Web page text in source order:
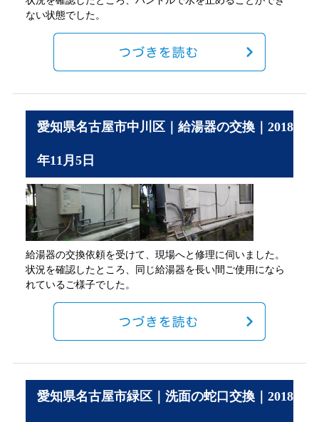
ない状態でした。
愛知県名古屋市中川区｜給湯器の交換｜2018
年11月5日
給湯器の交換依頼を受けて、現場へと修理に伺いました。
状況を確認したところ、同じ給湯器を長い間ご使用になら
れているご様子でした。
愛知県名古屋市緑区｜洗面の蛇口交換｜2018